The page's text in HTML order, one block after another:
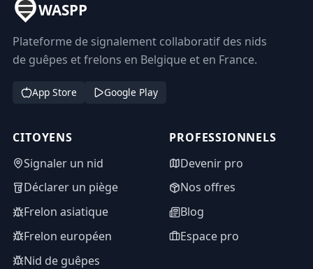
WASPP
Plateforme de signalement collaboratif des nids
de guêpes et frelons en Belgique et en France.
App Store Google Play
CITOYENS
Signaler un nid
Déclarer un piège
Frelon asiatique
Frelon européen
Nid de guêpes
PROFESSIONNELS
Devenir pro
Nos offres
Blog
Espace pro